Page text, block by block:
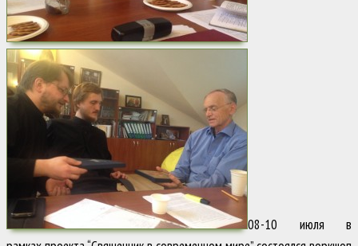
08-10 июля в